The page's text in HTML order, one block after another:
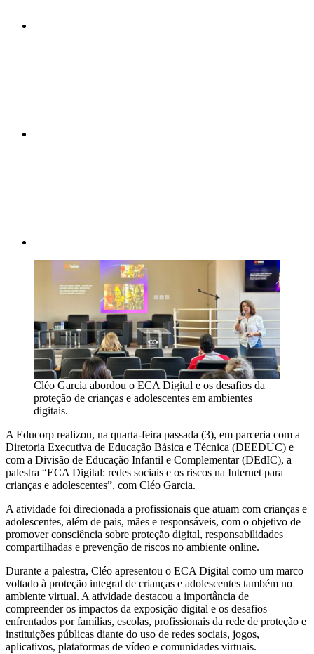
Cléo Garcia abordou o ECA Digital e os desafios da
proteção de crianças e adolescentes em ambientes
digitais.
A Educorp realizou, na quarta-feira passada (3), em parceria com a
Diretoria Executiva de Educação Básica e Técnica (DEEDUC) e
com a Divisão de Educação Infantil e Complementar (DEdIC), a
palestra “ECA Digital: redes sociais e os riscos na Internet para
crianças e adolescentes”, com Cléo Garcia.
A atividade foi direcionada a profissionais que atuam com crianças e
adolescentes, além de pais, mães e responsáveis, com o objetivo de
promover consciência sobre proteção digital, responsabilidades
compartilhadas e prevenção de riscos no ambiente online.
Durante a palestra, Cléo apresentou o ECA Digital como um marco
voltado à proteção integral de crianças e adolescentes também no
ambiente virtual. A atividade destacou a importância de
compreender os impactos da exposição digital e os desafios
enfrentados por famílias, escolas, profissionais da rede de proteção e
instituições públicas diante do uso de redes sociais, jogos,
aplicativos, plataformas de vídeo e comunidades virtuais.